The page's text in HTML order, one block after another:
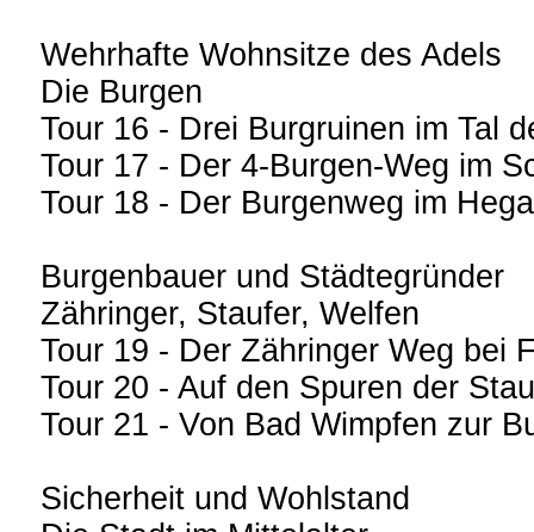
Wehrhafte Wohnsitze des Adels
Die Burgen
Tour 16 - Drei Burgruinen im Tal
Tour 17 - Der 4-Burgen-Weg im
Tour 18 - Der Burgenweg im
Burgenbauer und Städtegründer
Zähringer, Staufer, Welfen
Tour 19 - Der Zähringer Weg bei
Tour 20 - Auf den Spuren der
Tour 21 - Von Bad Wimpfen zur
Sicherheit und Wohlstand